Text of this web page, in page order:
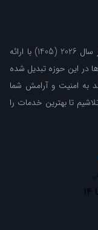
موسسه حفاظتی و مراقبتی ما با سال‌ها تجربه در سال 2026 (1405) با ارائه
در این حوزه تبدیل شده
به امنیت و آرامش شما
تا بهترین خدمات را